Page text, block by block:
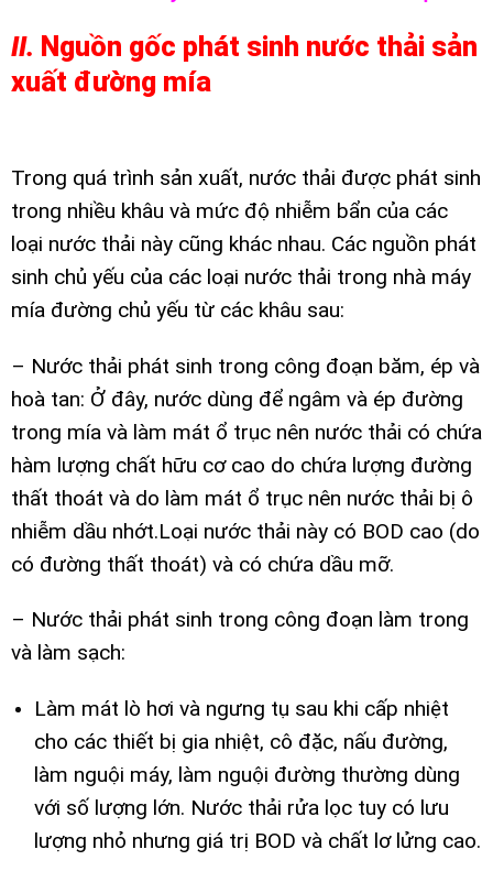
II. Nguồn gốc phát sinh nước thải sản
xuất đường mía
Trong quá trình sản xuất, nước thải được phát sinh
trong nhiều khâu và mức độ nhiễm bẩn của các
loại nước thải này cũng khác nhau. Các nguồn phát
sinh chủ yếu của các loại nước thải trong nhà máy
mía đường chủ yếu từ các khâu sau:
– Nước thải phát sinh trong công đoạn băm, ép và
hoà tan: Ở đây, nước dùng để ngâm và ép đường
trong mía và làm mát ổ trục nên nước thải có chứa
hàm lượng chất hữu cơ cao do chứa lượng đường
thất thoát và do làm mát ổ trục nên nước thải bị ô
nhiễm dầu nhớt.Loại nước thải này có BOD cao (do
có đường thất thoát) và có chứa dầu mỡ.
– Nước thải phát sinh trong công đoạn làm trong
và làm sạch:
Làm mát lò hơi và ngưng tụ sau khi cấp nhiệt
cho các thiết bị gia nhiệt, cô đặc, nấu đường,
làm nguội máy, làm nguội đường thường dùng
với số lượng lớn. Nước thải rửa lọc tuy có lưu
lượng nhỏ nhưng giá trị BOD và chất lơ lửng cao.